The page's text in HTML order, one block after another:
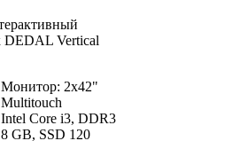
Монитор: 2x42"
Multitouch
Intel Core i3, DDR3
8 GB, SSD 120